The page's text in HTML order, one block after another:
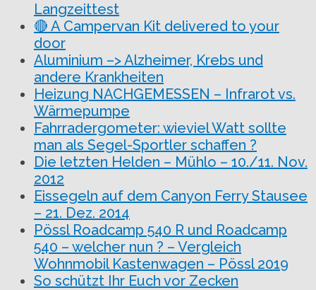
Langzeittest
🔴 A Campervan Kit delivered to your
door
Aluminium –> Alzheimer, Krebs und
andere Krankheiten
Heizung NACHGEMESSEN – Infrarot vs.
Wärmepumpe
Fahrradergometer: wieviel Watt sollte
man als Segel-Sportler schaffen ?
Die letzten Helden – Mühlo – 10./11. Nov.
2012
Eissegeln auf dem Canyon Ferry Stausee
– 21. Dez. 2014
Pössl Roadcamp 540 R und Roadcamp
540 – welcher nun ? – Vergleich
Wohnmobil Kastenwagen – Pössl 2019
So schützt Ihr Euch vor Zecken